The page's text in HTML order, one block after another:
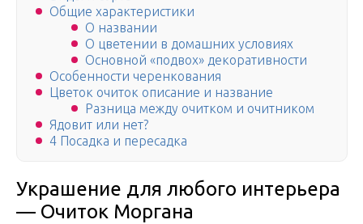
Общие характеристики
О названии
О цветении в домашних условиях
Основной «подвох» декоративности
Особенности черенкования
Цветок очиток описание и название
Разница между очитком и очитником
Ядовит или нет?
4 Посадка и пересадка
Украшение для любого интерьера
— Очиток Моргана